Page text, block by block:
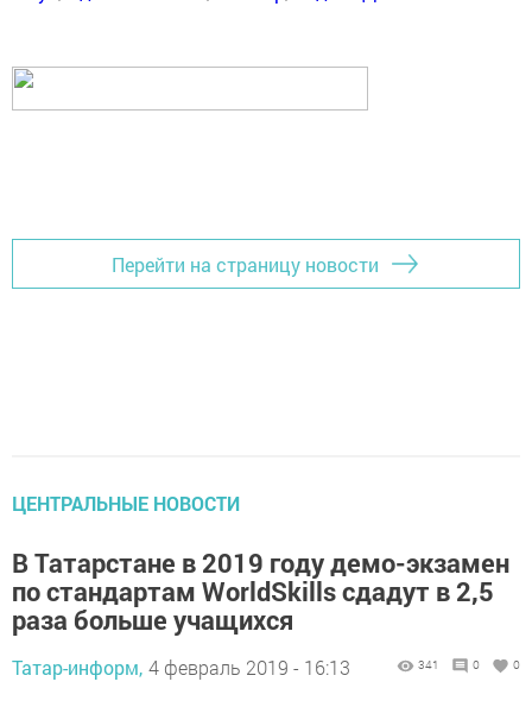
Перейти на страницу новости
ЦЕНТРАЛЬНЫЕ НОВОСТИ
В Татарстане в 2019 году демо-экзамен
по стандартам WorldSkills сдадут в 2,5
раза больше учащихся
Татар-информ, 4 февраль 2019 - 16:13 341 0 0